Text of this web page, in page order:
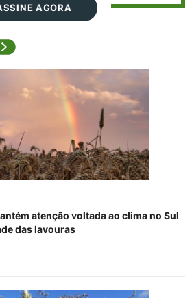
AGORA
atenção voltada ao clima no Sul
das lavouras